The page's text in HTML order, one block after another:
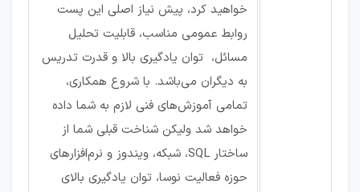
خواهید کرد، پیش نیاز اصلی این پست
روابط عمومی مناسب، قابلیت تحلیل
مسائل، توان یادگیری بالا و قدرت تدریس
به دیگران می‌باشد. با شروع همکاری،
تمامی آموزش‌های فنی لازم به شما داده
خواهد شد ولیکن شناخت قبلی شما از
ساختار SQL، شبکه، ویندوز و نرم‌افزارهای
حوزه فعالیت نوسا، توان یادگیری بالای